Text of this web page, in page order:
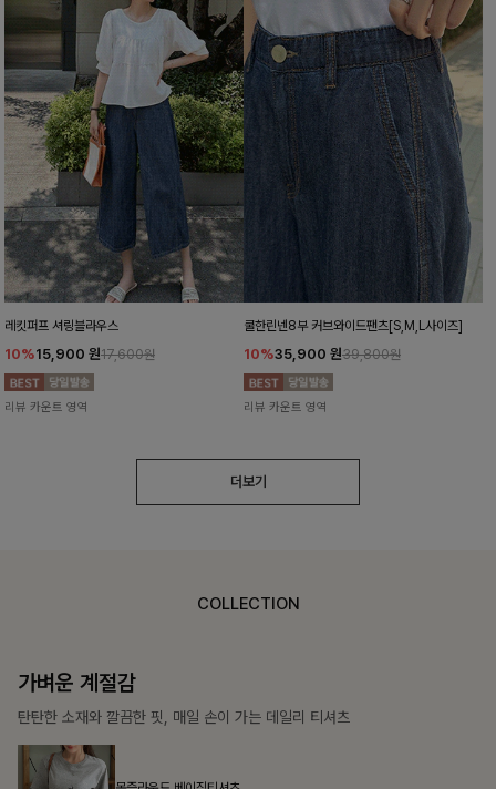
레킷퍼프 셔링블라우스
10%15,900 원17,600원
리뷰 카운트 영역
쿨한린넨8부 커브와이드팬츠[S,M,L사이즈]
10%35,900 원39,800원
리뷰 카운트 영역
더보기
COLLECTION
가장 쉬운 코디
특별한 날부터 일상까지 함께하는 룩